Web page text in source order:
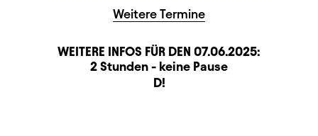
Weitere Termine
WEITERE INFOS FÜR DEN 07.06.2025:
BeschreibungInformation
Dauer und Pausen2 Stunden - keine Pause
D!